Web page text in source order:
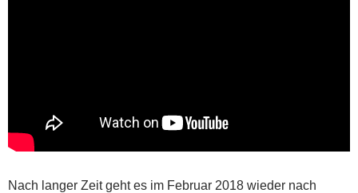
Nach langer Zeit geht es im Februar 2018 wieder nach